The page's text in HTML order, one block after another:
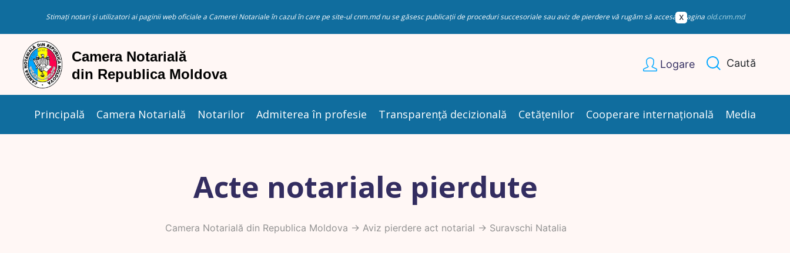
Stimați notari și utilizatori ai paginii web oficiale a Camerei Notariale în cazul în care pe site-ul cnm.md nu se găsesc publicații de proceduri succesoriale sau aviz de pierdere vă rugăm să accesați pagina old.cnm.md
Logare Caută
Principală Camera Notarială Notarilor Admiterea în profesie Transparență decizională Cetățenilor Cooperare internațională Media
Acte notariale pierdute
Camera Notarială din Republica Moldova -> Aviz pierdere act notarial -> Suravschi Natalia